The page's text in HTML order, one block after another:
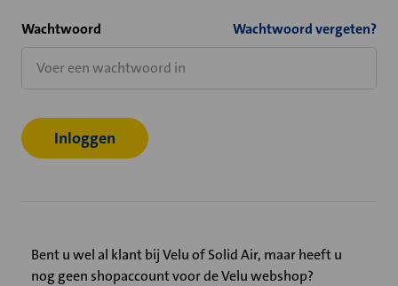
Wachtwoord Wachtwoord vergeten?
Bent u wel al klant bij Velu of Solid Air, maar heeft u
nog geen shopaccount voor de Velu webshop?